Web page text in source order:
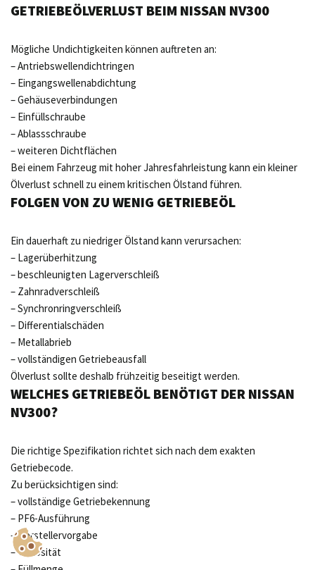
GETRIEBEÖLVERLUST BEIM NISSAN NV300
Mögliche Undichtigkeiten können auftreten an:
– Antriebswellendichtringen
– Eingangswellenabdichtung
– Gehäuseverbindungen
– Einfüllschraube
– Ablassschraube
– weiteren Dichtflächen
Bei einem Fahrzeug mit hoher Jahresfahrleistung kann ein kleiner
Ölverlust schnell zu einem kritischen Ölstand führen.
FOLGEN VON ZU WENIG GETRIEBEÖL
Ein dauerhaft zu niedriger Ölstand kann verursachen:
– Lagerüberhitzung
– beschleunigten Lagerverschleiß
– Zahnradverschleiß
– Synchronringverschleiß
– Differentialschäden
– Metallabrieb
– vollständigen Getriebeausfall
Ölverlust sollte deshalb frühzeitig beseitigt werden.
WELCHES GETRIEBEÖL BENÖTIGT DER NISSAN
NV300?
Die richtige Spezifikation richtet sich nach dem exakten
Getriebecode.
Zu berücksichtigen sind:
– vollständige Getriebekennung
– PF6-Ausführung
– Herstellervorgabe
– Viskosität